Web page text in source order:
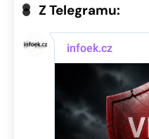
Z Telegramu: